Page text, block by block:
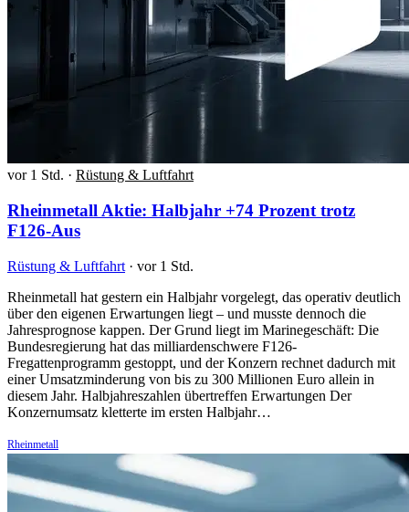
vor 1 Std. · Rüstung & Luftfahrt
Rheinmetall Aktie: Halbjahr +74 Prozent trotz
F126-Aus
Rüstung & Luftfahrt · vor 1 Std.
Rheinmetall hat gestern ein Halbjahr vorgelegt, das operativ deutlich
über den eigenen Erwartungen liegt – und musste dennoch die
Jahresprognose kappen. Der Grund liegt im Marinegeschäft: Die
Bundesregierung hat das milliardenschwere F126-
Fregattenprogramm gestoppt, und der Konzern rechnet dadurch mit
einer Umsatzminderung von bis zu 300 Millionen Euro allein in
diesem Jahr. Halbjahreszahlen übertreffen Erwartungen Der
Konzernumsatz kletterte im ersten Halbjahr…
Rheinmetall